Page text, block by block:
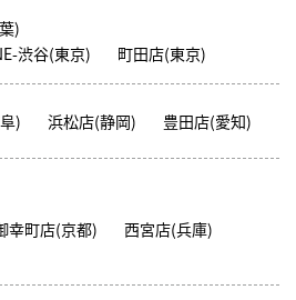
)
渋谷(東京)
町田店(東京)
) 浜松店(静岡) 豊田店(愛知)
幸町店(京都)
西宮店(兵庫)